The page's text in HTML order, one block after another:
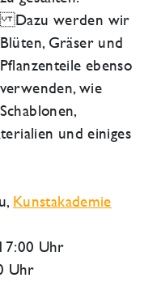
Dazu werden wir
Blüten, Gräser und
Pflanzenteile ebenso
verwenden, wie
Schablonen,
und einiges
, Kunstakademie
Uhr
Uhr